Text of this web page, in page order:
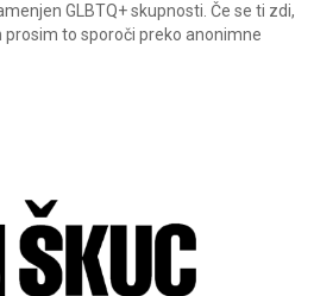
GLBTQ+ skupnosti. Če se ti zdi,
prosim to sporoči preko anonimne